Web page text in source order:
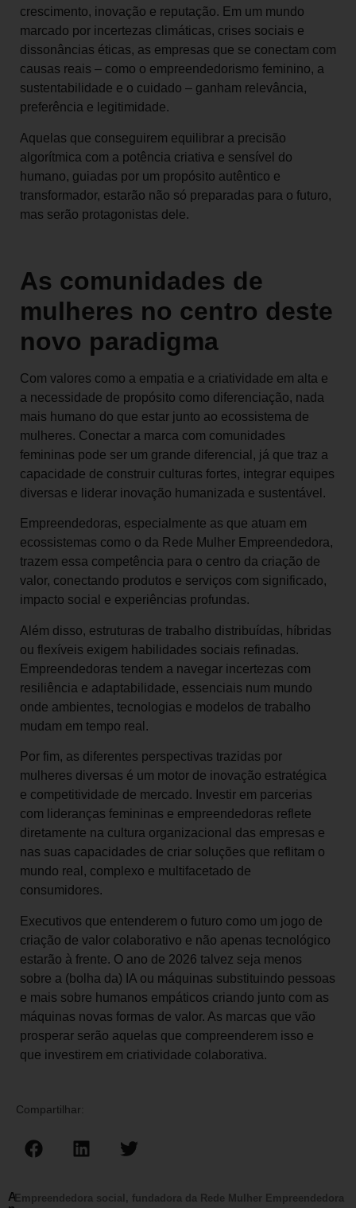
crescimento, inovação e reputação. Em um mundo
marcado por incertezas climáticas, crises sociais e
dissonâncias éticas, as empresas que se conectam com
causas reais – como o empreendedorismo feminino, a
sustentabilidade e o cuidado – ganham relevância,
preferência e legitimidade.
Aquelas que conseguirem equilibrar a precisão
algorítmica com a potência criativa e sensível do
humano, guiadas por um propósito autêntico e
transformador, estarão não só preparadas para o futuro,
mas serão protagonistas dele.
As comunidades de
mulheres no centro deste
novo paradigma
Com valores como a empatia e a criatividade em alta e
a necessidade de propósito como diferenciação, nada
mais humano do que estar junto ao ecossistema de
mulheres. Conectar a marca com comunidades
femininas pode ser um grande diferencial, já que traz a
capacidade de construir culturas fortes, integrar equipes
diversas e liderar inovação humanizada e sustentável.
Empreendedoras, especialmente as que atuam em
ecossistemas como o da Rede Mulher Empreendedora,
trazem essa competência para o centro da criação de
valor, conectando produtos e serviços com significado,
impacto social e experiências profundas.
Além disso, estruturas de trabalho distribuídas, híbridas
ou flexíveis exigem habilidades sociais refinadas.
Empreendedoras tendem a navegar incertezas com
resiliência e adaptabilidade, essenciais num mundo
onde ambientes, tecnologias e modelos de trabalho
mudam em tempo real.
Por fim, as diferentes perspectivas trazidas por
mulheres diversas é um motor de inovação estratégica
e competitividade de mercado. Investir em parcerias
com lideranças femininas e empreendedoras reflete
diretamente na cultura organizacional das empresas e
nas suas capacidades de criar soluções que reflitam o
mundo real, complexo e multifacetado de
consumidores.
Executivos que entenderem o futuro como um jogo de
criação de valor colaborativo e não apenas tecnológico
estarão à frente. O ano de 2026 talvez seja menos
sobre a (bolha da) IA ou máquinas substituindo pessoas
e mais sobre humanos empáticos criando junto com as
máquinas novas formas de valor. As marcas que vão
prosperar serão aquelas que compreenderem isso e
que investirem em criatividade colaborativa.
Compartilhar:
AEmpreendedora social, fundadora da Rede Mulher Empreendedora